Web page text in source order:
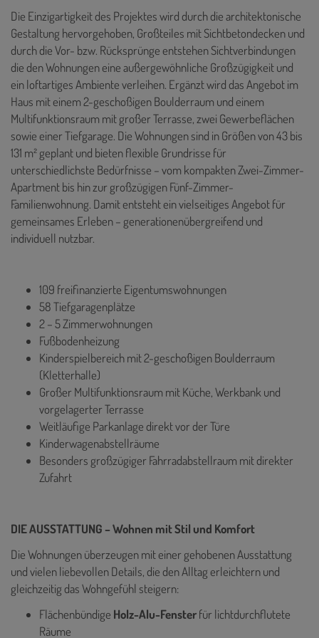
Die Einzigartigkeit des Projektes wird durch die architektonische
Gestaltung hervorgehoben, Großteiles mit Sichtbetondecken und
durch die Vor- bzw. Rücksprünge entstehen Sichtverbindungen
die den Wohnungen eine außergewöhnliche Großzügigkeit und
ein loftartiges Ambiente verleihen. Ergänzt wird das Angebot im
Haus mit einem 2-geschoßigen Boulderraum und einem
Multifunktionsraum mit großer Terrasse, zwei Gewerbeflächen
sowie einer Tiefgarage. Die Wohnungen sind in Größen von 43 bis
131 m² geplant und bieten flexible Grundrisse für
unterschiedlichste Bedürfnisse – vom kompakten Zwei-Zimmer-
Apartment bis hin zur großzügigen Fünf-Zimmer-
Familienwohnung. Damit entsteht ein vielseitiges Angebot für
gemeinsames Erleben – generationenübergreifend und
individuell nutzbar.
109 freifinanzierte Eigentumswohnungen
58 Tiefgaragenplätze
2 – 5 Zimmerwohnungen
Fußbodenheizung
Kinderspielbereich mit 2-geschoßigen Boulderraum
(Kletterhalle)
Großer Multifunktionsraum mit Küche, Werkbank und
vorgelagerter Terrasse
Weitläufige Parkanlage direkt vor der Türe
Kinderwagenabstellräume
Besonders großzügiger Fahrradabstellraum mit direkter
Zufahrt
DIE AUSSTATTUNG – Wohnen mit Stil und Komfort
Die Wohnungen überzeugen mit einer gehobenen Ausstattung
und vielen liebevollen Details, die den Alltag erleichtern und
gleichzeitig das Wohngefühl steigern:
Flächenbündige Holz-Alu-Fensterfür lichtdurchflutete
Räume